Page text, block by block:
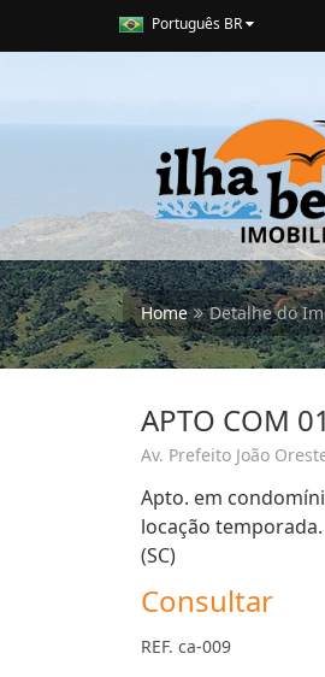
Português BR
Home Detalhe do
APTO COM
Av. Prefeito João
Apto. em
locação
(SC)
Consultar
REF. ca-009